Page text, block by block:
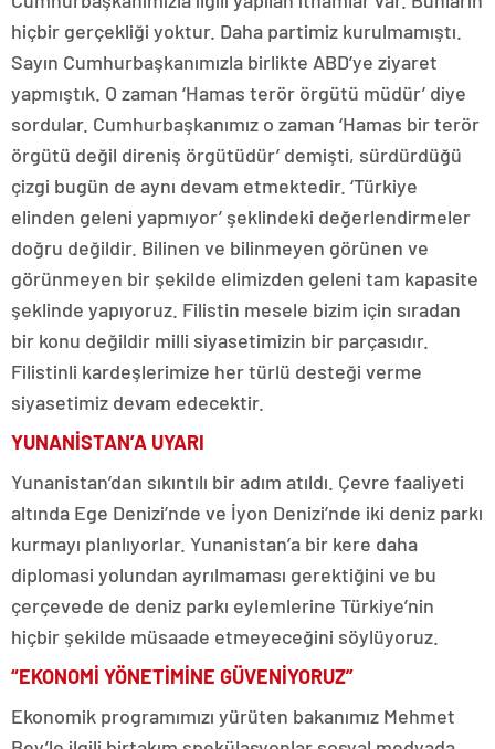
hiçbir gerçekliği yoktur. Daha partimiz kurulmamıştı.
Sayın Cumhurbaşkanımızla birlikte ABD’ye ziyaret
yapmıştık. O zaman ‘Hamas terör örgütü müdür’ diye
sordular. Cumhurbaşkanımız o zaman ‘Hamas bir terör
örgütü değil direniş örgütüdür’ demişti, sürdürdüğü
çizgi bugün de aynı devam etmektedir. ‘Türkiye
elinden geleni yapmıyor’ şeklindeki değerlendirmeler
doğru değildir. Bilinen ve bilinmeyen görünen ve
görünmeyen bir şekilde elimizden geleni tam kapasite
şeklinde yapıyoruz. Filistin mesele bizim için sıradan
bir konu değildir milli siyasetimizin bir parçasıdır.
Filistinli kardeşlerimize her türlü desteği verme
siyasetimiz devam edecektir.
YUNANİSTAN’A UYARI
Yunanistan’dan sıkıntılı bir adım atıldı. Çevre faaliyeti
altında Ege Denizi’nde ve İyon Denizi’nde iki deniz parkı
kurmayı planlıyorlar. Yunanistan’a bir kere daha
diplomasi yolundan ayrılmaması gerektiğini ve bu
çerçevede de deniz parkı eylemlerine Türkiye’nin
hiçbir şekilde müsaade etmeyeceğini söylüyoruz.
“EKONOMİ YÖNETİMİNE GÜVENİYORUZ”
Ekonomik programımızı yürüten bakanımız Mehmet